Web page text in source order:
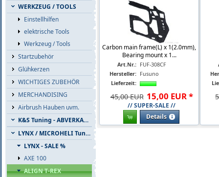
WERKZEUG / TOOLS
Einstellhilfen
elektrische Tools
Werkzeug / Tools
Startzubehör
Glühkerzen
WICHTIGES ZUBEHÖR
MERCHANDISING
Airbrush Hauben uvm.
K&S Tuning - ABVERKAUF
LYNX / MICROHELI Tuning
LYNX - SALE %
AXE 100
ALIGN T-REX
Carbon main frame(L) x 1(2.0mm),
Bearing mount x 1...
Art.Nr.: FUF-308CF
Hersteller: Fusuno
Lieferzeit:
45,00 EUR 15,00 EUR*
// SUPER-SALE //
Details